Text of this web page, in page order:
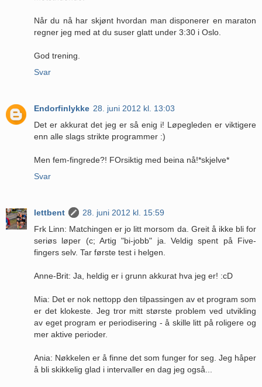
Når du nå har skjønt hvordan man disponerer en maraton
regner jeg med at du suser glatt under 3:30 i Oslo.
God trening.
Svar
Endorfinlykke 28. juni 2012 kl. 13:03
Det er akkurat det jeg er så enig i! Løpegleden er viktigere
enn alle slags strikte programmer :)
Men fem-fingrede?! FOrsiktig med beina nå!*skjelve*
Svar
lettbent
28. juni 2012 kl. 15:59
Frk Linn: Matchingen er jo litt morsom da. Greit å ikke bli for
seriøs løper (c; Artig "bi-jobb" ja. Veldig spent på Five-
fingers selv. Tar første test i helgen.
Anne-Brit: Ja, heldig er i grunn akkurat hva jeg er! :cD
Mia: Det er nok nettopp den tilpassingen av et program som
er det klokeste. Jeg tror mitt største problem ved utvikling
av eget program er periodisering - å skille litt på roligere og
mer aktive perioder.
Ania: Nøkkelen er å finne det som funger for seg. Jeg håper
å bli skikkelig glad i intervaller en dag jeg også...